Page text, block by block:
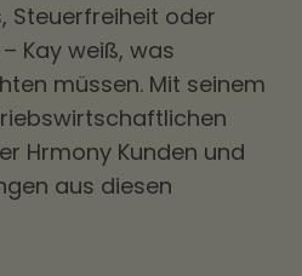
, Steuerfreiheit oder
Kay weiß, was
müssen. Mit seinem
Hrmony Kunden und
aus diesen